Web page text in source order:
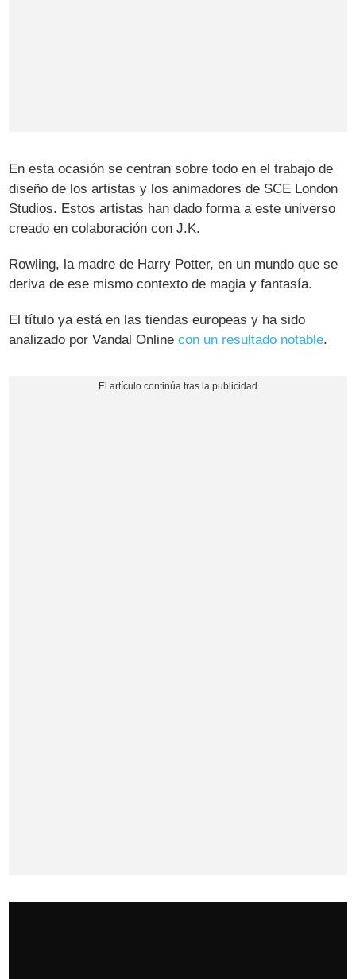
En esta ocasión se centran sobre todo en el trabajo de
diseño de los artistas y los animadores de SCE London
Studios. Estos artistas han dado forma a este universo
creado en colaboración con J.K.
Rowling, la madre de Harry Potter, en un mundo que se
deriva de ese mismo contexto de magia y fantasía.
El título ya está en las tiendas europeas y ha sido
analizado por Vandal Onlinecon un resultado notable.